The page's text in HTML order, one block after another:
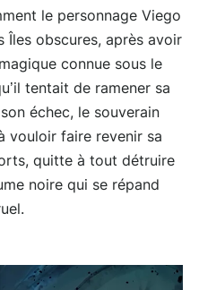
le personnage Viego
Îles obscures, après avoir
connue sous le
tentait de ramener sa
échec, le souverain
vouloir faire revenir sa
quitte à tout détruire
noire qui se répand